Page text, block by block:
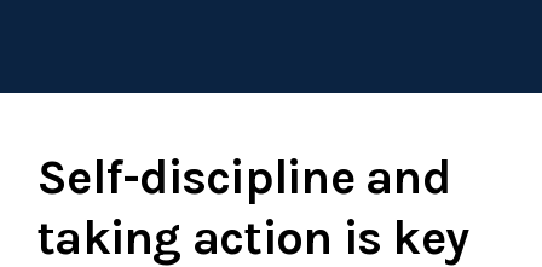
Self-discipline and
taking action is key